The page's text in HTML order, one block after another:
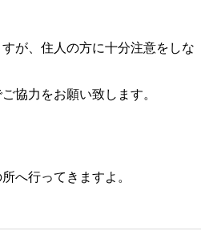
が、住人の方に十分注意をしな
協力をお願い致します。
へ行ってきますよ。